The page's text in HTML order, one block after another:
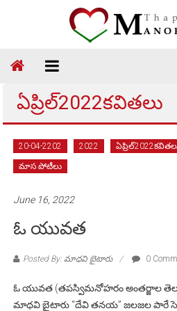
Thapasvi
Manoharam
ఏప్రిల్2022కవితలు
20-04-2202 2022
మాస పోటీలు
June 16, 2022
ఓ యువత
Posted By: మాధవి బైటారు 0
ఓ యువత (తపస్విమనోహరం అంతర్జాల
మాధవి బైటారు “దేవి తనయ” జలజల పారే